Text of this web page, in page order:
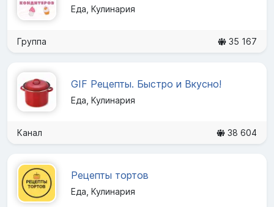
Еда, Кулинария
Группа 35 167
GIF Рецепты. Быстро и Вкусно!
Еда, Кулинария
Канал 38 604
Рецепты тортов
Еда, Кулинария